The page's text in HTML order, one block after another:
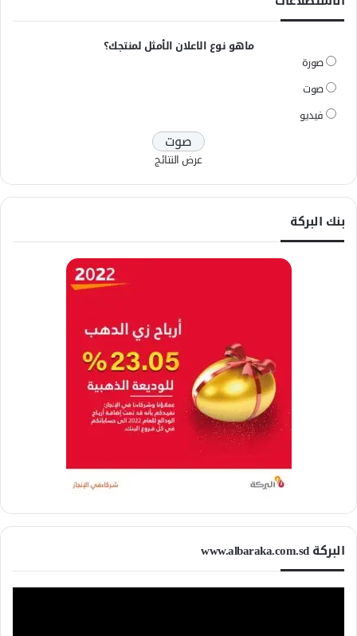
ماهو نوع الاعلان الأمثل لمنتجك؟
صورة
صوت
فيديو
عرض النتائج
بنك البركة
البركة www.albaraka.com.sd